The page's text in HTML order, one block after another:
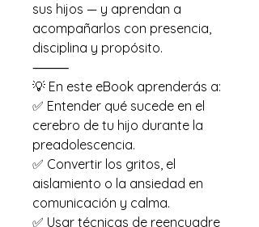
sus hijos — y aprendan a
acompañarlos con presencia,
disciplina y propósito.
⸻
💡 En este eBook aprenderás a:
✅ Entender qué sucede en el
cerebro de tu hijo durante la
preadolescencia.
✅ Convertir los gritos, el
aislamiento o la ansiedad en
comunicación y calma.
✅ Usar técnicas de reencuadre